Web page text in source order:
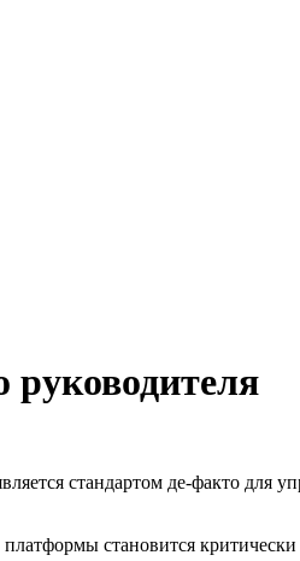
стандартом де-факто для
становится